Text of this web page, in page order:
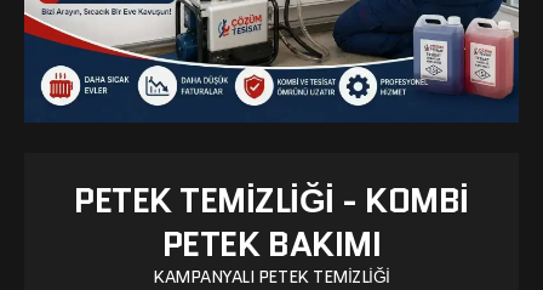
PETEK TEMIZLIĞI - KOMBI
PETEK BAKIMI
KAMPANYALI PETEK TEMIZLIĞI